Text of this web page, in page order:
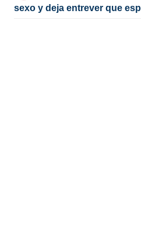
sexo y deja entrever que